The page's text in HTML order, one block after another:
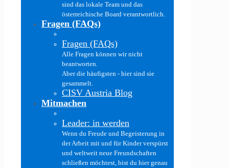
sind das lokale Team und das
österreichische Board verantwortlich.
Fragen (FAQs)
Fragen (FAQs)
Alle Fragen können wir nicht
beantworten.
Aber die häufigsten - hier sind sie
gesammelt.
CISV Austria Blog
Mitmachen
Leader: in werden
Wenn du Freude und Begeisterung in
der Arbeit mit und für Kinder verspürst
und weltweit neue Freundschaften
schließen möchtest, bist du hier genau